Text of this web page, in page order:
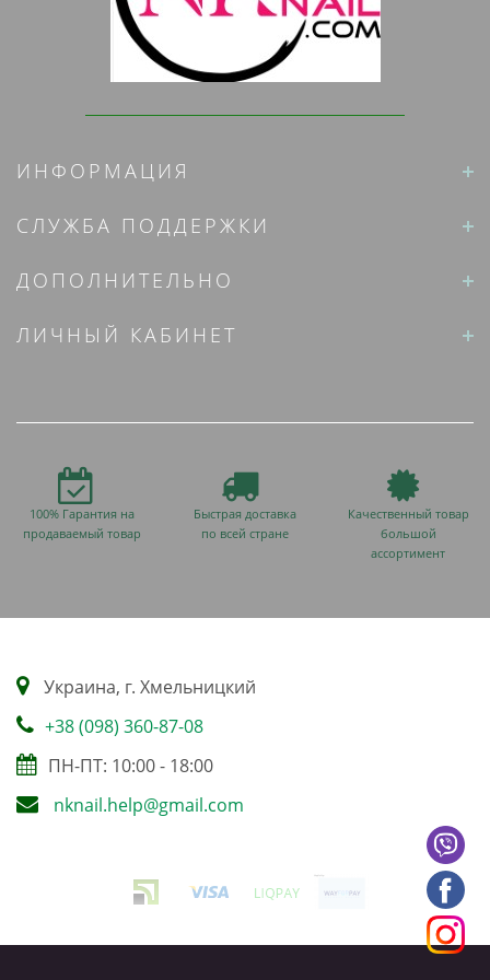
ИНФОРМАЦИЯ
СЛУЖБА ПОДДЕРЖКИ
ДОПОЛНИТЕЛЬНО
ЛИЧНЫЙ КАБИНЕТ
100% Гарантия на
продаваемый товар
Быстрая доставка
по всей стране
Качественный товар
большой
ассортимент
Украина, г. Хмельницкий
+38 (098) 360-87-08
ПН-ПТ: 10:00 - 18:00
nknail.help@gmail.com